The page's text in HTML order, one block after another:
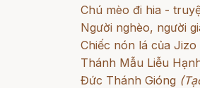
Chú mèo đi hia -
Người nghèo, người
Chiếc nón lá của Jizo
Thánh Mẫu Liễu
Đức Thánh Gióng